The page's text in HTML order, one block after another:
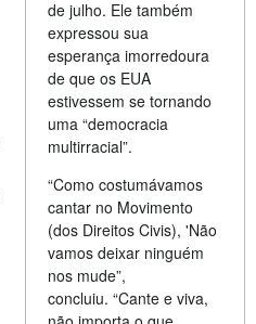
de julho. Ele também
expressou sua
esperança imorredoura
de que os EUA
estivessem se tornando
uma “democracia
multirracial”.
“Como costumávamos
cantar no Movimento
(dos Direitos Civis), 'Não
vamos deixar ninguém
nos mude”,
concluiu. “Cante e viva,